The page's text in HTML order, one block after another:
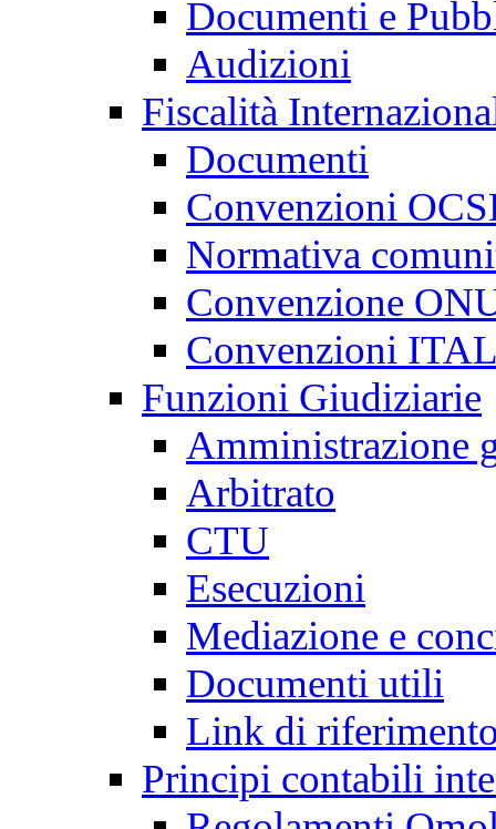
Documenti e
Audizioni
Fiscalità
Documenti
Convenzioni
Normativa
Convenzione
Convenzioni
Funzioni Giudiziarie
Amministrazione
Arbitrato
CTU
Esecuzioni
Mediazione e
Documenti utili
Link di
Principi contabili